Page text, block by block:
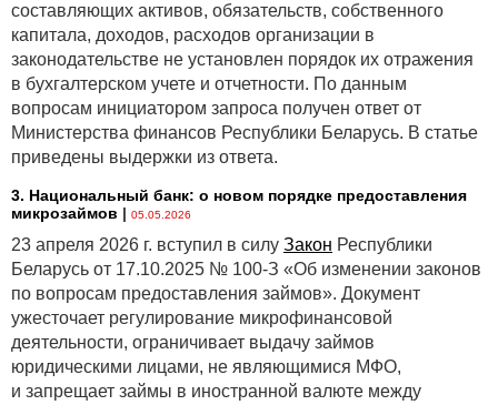
составляющих активов, обязательств, собственного
капитала, доходов, расходов организации в
законодательстве не установлен порядок их отражения
в бухгалтерском учете и отчетности. По данным
вопросам инициатором запроса получен ответ от
Министерства финансов Республики Беларусь. В статье
приведены выдержки из ответа.
3. Национальный банк: о новом порядке предоставления
микрозаймов | 05.05.2026
23 апреля 2026 г. вступил в силу Закон Республики
Беларусь от 17.10.2025 № 100-З «Об изменении законов
по вопросам предоставления займов». Документ
ужесточает регулирование микрофинансовой
деятельности, ограничивает выдачу займов
юридическими лицами, не являющимися МФО,
и запрещает займы в иностранной валюте между